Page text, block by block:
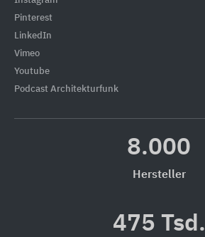
Pinterest
LinkedIn
Vimeo
Youtube
Podcast Architekturfunk
8.000
Hersteller
475 Tsd.